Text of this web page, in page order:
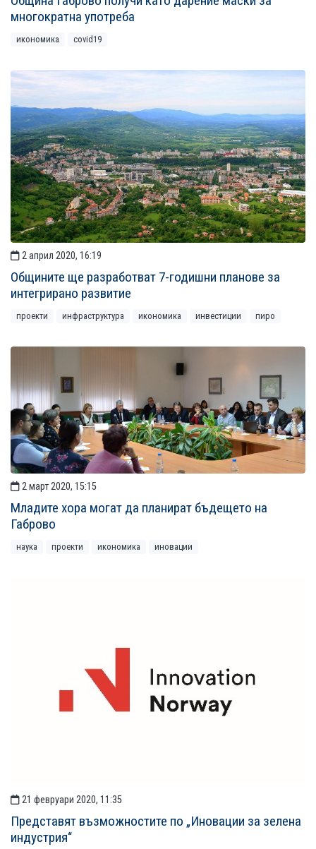
многократна употреба
икономика covid19
2 април 2020, 16:19
Общините ще разработват 7-годишни планове за
интегрирано развитие
проекти инфраструктура икономика инвестиции пиро
2 март 2020, 15:15
Младите хора могат да планират бъдещето на
Габрово
наука проекти икономика иновации
21 февруари 2020, 11:35
Представят възможностите по „Иновации за зелена
индустрия“